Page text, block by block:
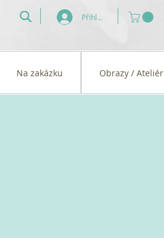
Přihlásit se
Na zakázku Obrazy / Ateliér